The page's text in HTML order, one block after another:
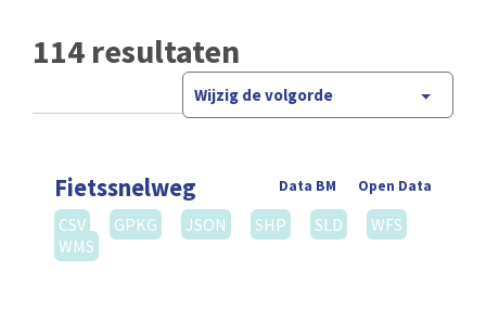
114 resultaten
Wijzig de volgorde
Fietssnelweg Open Data
Data BM
CSV GPKG JSON SHP SLD
WFS
WMS